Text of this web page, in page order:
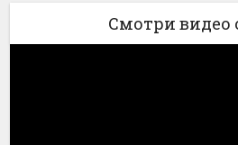
Смотри видео